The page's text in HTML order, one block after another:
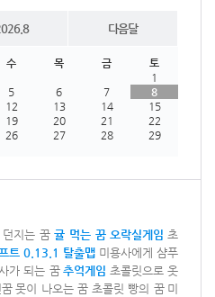
다음달
수 목 금
토
1
5 6 7
8
12 13 14
15
19 20 21
22
26 27 28
29
지는 꿈 귤 먹는 꿈 오락실게임 초
트 0.13.1 탈출맵 미용사에게 샴푸
가 되는 꿈 추억게임 초콜릿으로 옷
못이 나오는 꿈 초콜릿 빵의 꿈 미